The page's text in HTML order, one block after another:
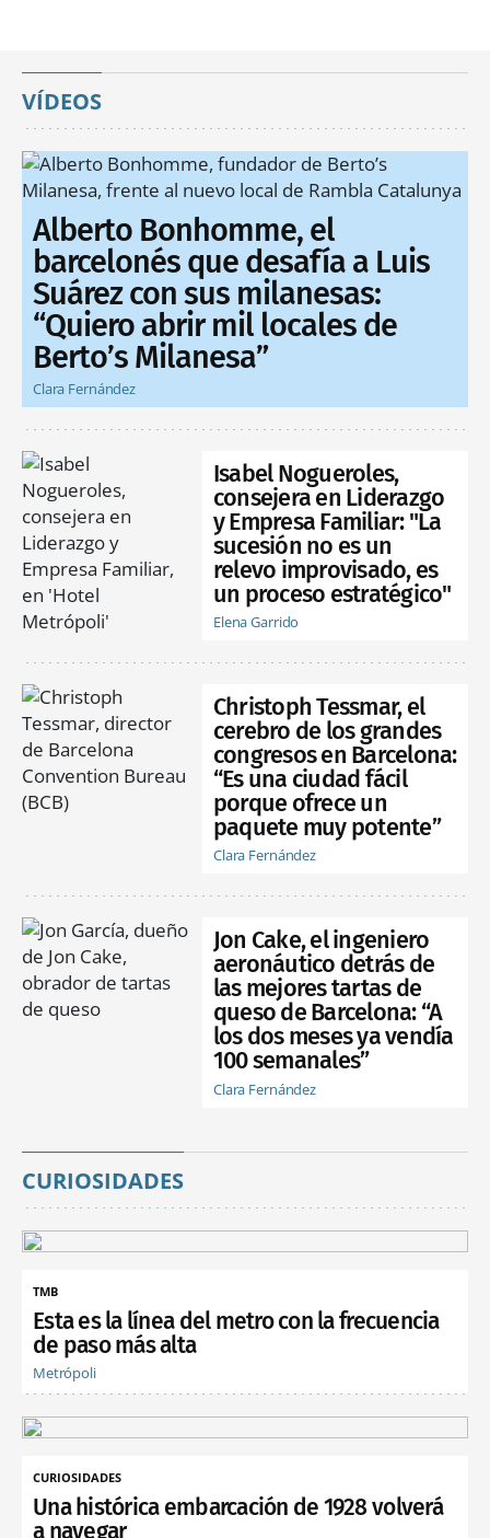
VÍDEOS
Alberto Bonhomme, el
barcelonés que desafía a Luis
Suárez con sus milanesas:
“Quiero abrir mil locales de
Berto’s Milanesa”
Clara Fernández
Isabel Nogueroles,
consejera en Liderazgo
y Empresa Familiar: "La
sucesión no es un
relevo improvisado, es
un proceso estratégico"
Elena Garrido
Christoph Tessmar, el
cerebro de los grandes
congresos en Barcelona:
“Es una ciudad fácil
porque ofrece un
paquete muy potente”
Clara Fernández
Jon Cake, el ingeniero
aeronáutico detrás de
las mejores tartas de
queso de Barcelona: “A
los dos meses ya vendía
100 semanales”
Clara Fernández
CURIOSIDADES
TMB
Esta es la línea del metro con la frecuencia
de paso más alta
Metrópoli
CURIOSIDADES
Una histórica embarcación de 1928 volverá
a navegar